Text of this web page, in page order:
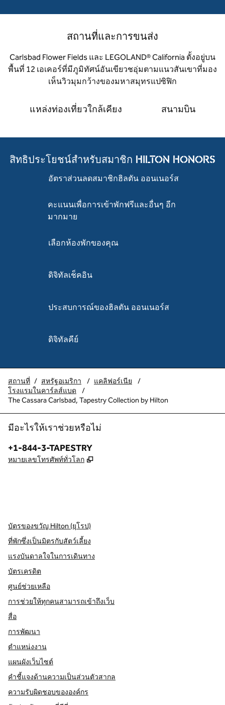
สถานที่และการขนส่ง
Carlsbad Flower Fields และ LEGOLAND® California ตั้งอยู่บน
พื้นที่ 12 เอเคอร์ที่มีภูมิทัศน์อันเขียวชอุ่มตามแนวสันเขาที่มอง
เห็นวิวมุมกว้างของมหาสมุทรแปซิฟิก
แหล่งท่องเที่ยวใกล้เคียง สนามบิน
สิทธิประโยชน์สำหรับสมาชิก HILTON HONORS
อัตราส่วนลดสมาชิกฮิลตัน ออนเนอร์ส
คะแนนเพื่อการเข้าพักฟรีและอื่นๆ อีก
มากมาย
เลือกห้องพักของคุณ
ดิจิทัลเช็คอิน
ประสบการณ์ของฮิลตัน ออนเนอร์ส
ดิจิทัลคีย์
สถานที่ / สหรัฐอเมริกา / แคลิฟอร์เนีย
/
โรงแรมในคาร์ลส์แบด
/
The Cassara Carlsbad, Tapestry Collection by Hilton
มีอะไรให้เราช่วยหรือไม่
โทรศัพท์:
+1-844-3-TAPESTRY
หมายเลขโทรศัพท์ทั่วโลก ,
บัตรของขวัญ Hilton (ยุโรป)
ที่พักซึ่งเป็นมิตรกับสัตว์เลี้ยง
แรงบันดาลใจในการเดินทาง
บัตรเครดิต
ศูนย์ช่วยเหลือ
การช่วยให้ทุกคนสามารถเข้าถึงเว็บ
สื่อ
การพัฒนา
ตำแหน่งงาน
แผนผังเว็บไซต์
คำชี้แจงด้านความเป็นส่วนตัวสากล
ความรับผิดชอบขององค์กร